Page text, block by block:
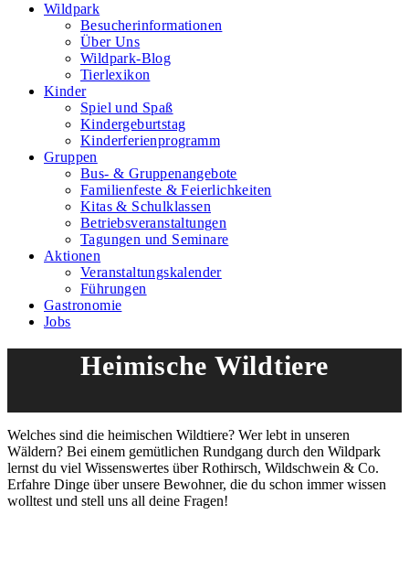
Wildpark
Besucherinformationen
Über Uns
Wildpark-Blog
Tierlexikon
Kinder
Spiel und Spaß
Kindergeburtstag
Kinderferienprogramm
Gruppen
Bus- & Gruppenangebote
Familienfeste & Feierlichkeiten
Kitas & Schulklassen
Betriebsveranstaltungen
Tagungen und Seminare
Aktionen
Veranstaltungskalender
Führungen
Gastronomie
Jobs
Heimische Wildtiere
Welches sind die heimischen Wildtiere? Wer lebt in unseren
Wäldern? Bei einem gemütlichen Rundgang durch den Wildpark
lernst du viel Wissenswertes über Rothirsch, Wildschwein & Co.
Erfahre Dinge über unsere Bewohner, die du schon immer wissen
wolltest und stell uns all deine Fragen!